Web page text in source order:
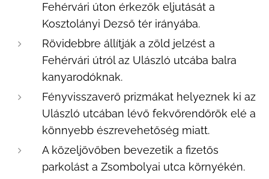
Fehérvári úton érkezők eljutását a
Kosztolányi Dezső tér irányába.
Rövidebbre állítják a zöld jelzést a
Fehérvári útról az Ulászló utcába balra
kanyarodóknak.
Fényvisszaverő prizmákat helyeznek ki az
Ulászló utcában lévő fekvőrendőrök elé a
könnyebb észrevehetőség miatt.
A közeljövőben bevezetik a fizetős
parkolást a Zsombolyai utca környékén.